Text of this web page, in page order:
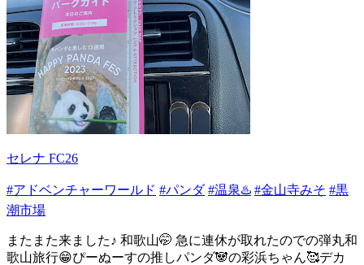
セレナ FC26
#アドベンチャーワールド #パンダ #温泉♨️ #金山寺みそ #黒
潮市場
またまた来ました♪ 和歌山🤭 急に連休が取れたのでの弾丸和
歌山旅行😁ぴーぬーすの推しパンダ🐼の彩浜ちゃん🥰デカ